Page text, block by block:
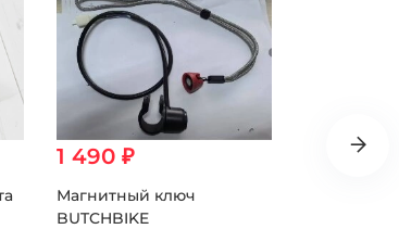
1 490 ₽
Магнитный ключ
BUTCHBIKE
9 360 ₽